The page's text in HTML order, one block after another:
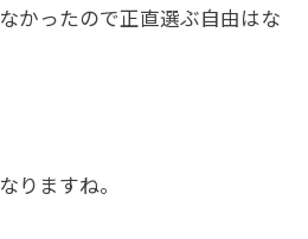
かったので正直選ぶ自由はな
りますね。